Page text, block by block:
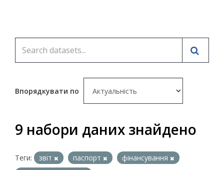
Впорядкувати по
9 набори даних знайдено
Теги: звіт паспорт
фінансування